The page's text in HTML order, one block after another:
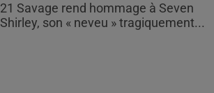
21 Savage rend hommage à Seven
Shirley, son « neveu » tragiquement...